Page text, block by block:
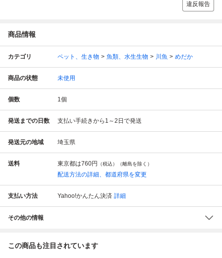
違反報告
商品情報
カテゴリ ペット、生き物 魚類、水生生物 川魚 めだか
商品の状態 未使用
個数 1個
発送までの日数 支払い手続きから1～2日で発送
発送元の地域 埼玉県
送料 東京都は760円 （税込）（離島を除く）
配送方法の詳細、都道府県を変更
支払い方法 Yahoo!かんたん決済 詳細
その他の情報
この商品も注目されています